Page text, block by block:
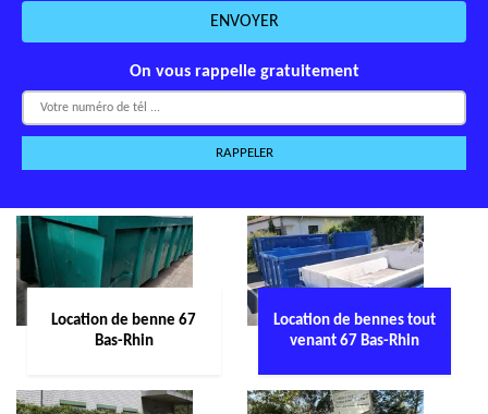
On vous rappelle gratuitement
Location de benne 67
Bas-Rhin
Location de bennes tout
venant 67 Bas-Rhin